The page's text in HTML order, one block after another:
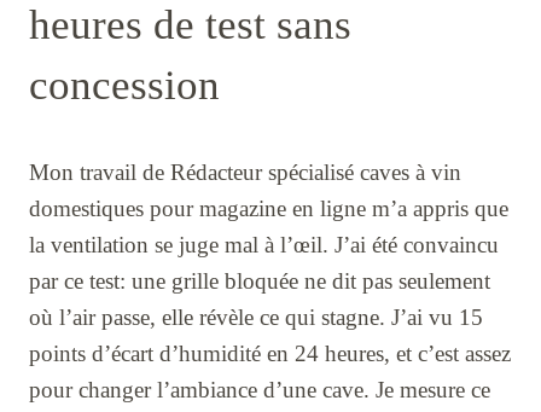
heures de test sans
concession
Mon travail de Rédacteur spécialisé caves à vin
domestiques pour magazine en ligne m’a appris que
la ventilation se juge mal à l’œil. J’ai été convaincu
par ce test: une grille bloquée ne dit pas seulement
où l’air passe, elle révèle ce qui stagne. J’ai vu 15
points d’écart d’humidité en 24 heures, et c’est assez
pour changer l’ambiance d’une cave. Je mesure ce